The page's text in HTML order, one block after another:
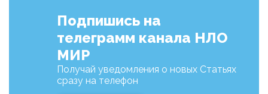
Подпишись на
телеграмм канала НЛО
МИР
Получай уведомления о новых Статьях
сразу на телефон